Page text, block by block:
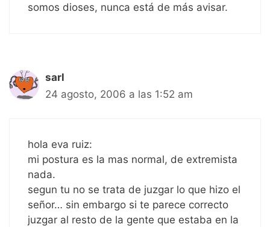
somos dioses, nunca está de más avisar.
sarl
24 agosto, 2006 a las 1:52 am
hola eva ruiz:
mi postura es la mas normal, de extremista
nada.
segun tu no se trata de juzgar lo que hizo el
señor… sin embargo si te parece correcto
juzgar al resto de la gente que estaba en la